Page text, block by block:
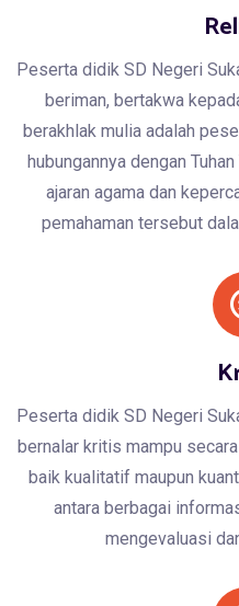
Peserta didik SD Negeri
beriman, bertakwa
berakhlak mulia adalah
hubungannya dengan
ajaran agama dan
pemahaman tersebut
Peserta didik SD Negeri
bernalar kritis mampu
baik kualitatif maupun
antara berbagai
mengevaluasi